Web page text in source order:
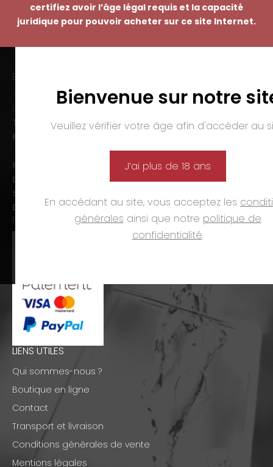
certifiez avoir l’âge légal requis et la capacité
juridique pour pouvoir acheter sur ce site Internet.
Bienvenue sur notre
Veuillez vérifier votre âge afin d'accéder au
J’ai plus de 18 ans
En accédant au site, vous acceptez les
générales ainsi que notre politique de
confidentialité.
EMMANUEL NASTI
7 avenue Pierre Pflimlin – ZAC Espale
Tél. :
03 89 46 50 35
Mail :
Horaires d’ouverture :
Lun-ven. :
09h00-12h00 et 14h00-19h00
Sam. :
Dim. et jours fériés :fermé
PAIEMENTS
LIENS UTILES
Qui sommes-nous ?
Boutique en ligne
Contact
Transport et livraison
Conditions générales de vente
Mentions légales